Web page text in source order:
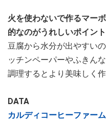
火を使わないで作るマー
的なのがうれしいポイント
豆腐から水分が出やすい
ッチンペーパーやふきん
調理するとより美味しく作
DATA
カルディコーヒーファー